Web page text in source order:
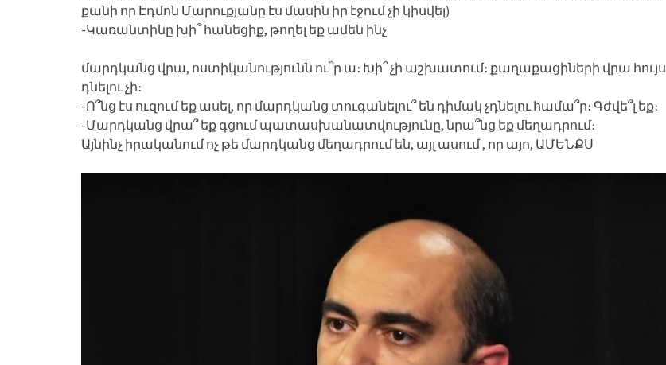
քանի որ Էդմոն Մարուքյանը էս մասին իր էջում չի կիսվել)
-Կառանտինը խի՞ հանեցիք, թողել եք ամեն ինչ
մարդկանց վրա, ոստիկանությունն ու՞ր ա։ Խի՞ չի աշխատում։ քաղաքացիների վրա հույս
դնելու չի։
-Ո՞նց էս ուզում եք ասել, որ մարդկանց տուգանելու՞ են դիմակ չդնելու համա՞ր։ Գժվե՞լ եք։
-Մարդկանց վրա՞ եք գցում պատասխանատվությունը, նրա՞նց եք մեղադրում։
Այնինչ իրականում ոչ թե մարդկանց մեղադրում են, այլ ասում , որ այո, ԱՄԵՆՔՍ